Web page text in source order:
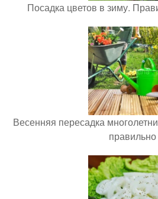
Посадка цветов в зиму.
Весенняя пересадка
правильно